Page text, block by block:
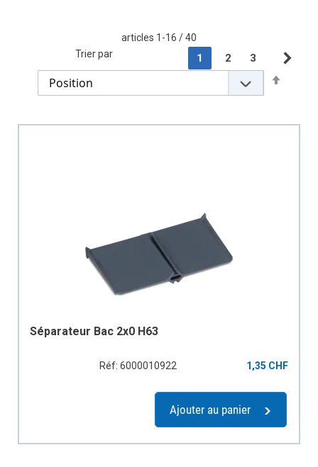
articles 1 -16 /40
PageYou're currently
1 Page
2 Page
3
Trier par
Séparateur Bac 2x0 H63
Réf: 6000010922 1,35 CHF
Ajouter au panier